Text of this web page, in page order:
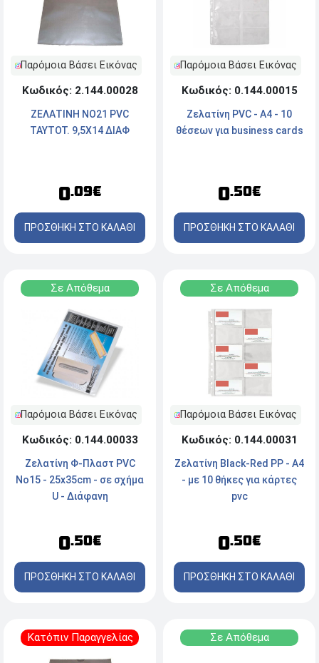
Παρόμοια Βάσει Εικόνας
Κωδικός: 2.144.00028
ΖΕΛΑΤΙΝΗ NO21 PVC
TAYTOT. 9,5X14 ΔΙΑΦ
0.09€
ΠΡΟΣΘΗΚΗ ΣΤΟ ΚΑΛΑΘΙ
Παρόμοια Βάσει Εικόνας
Κωδικός: 0.144.00015
Ζελατίνη PVC - Α4 - 10
θέσεων για business cards
0.50€
ΠΡΟΣΘΗΚΗ ΣΤΟ ΚΑΛΑΘΙ
Σε Απόθεμα
Παρόμοια Βάσει Εικόνας
Κωδικός: 0.144.00033
Ζελατίνη Φ-Πλαστ PVC
No15 - 25x35cm - σε σχήμα
U - Διάφανη
0.50€
ΠΡΟΣΘΗΚΗ ΣΤΟ ΚΑΛΑΘΙ
Σε Απόθεμα
Παρόμοια Βάσει Εικόνας
Κωδικός: 0.144.00031
Ζελατίνη Black-Red PP - A4
- με 10 θήκες για κάρτες
pvc
0.50€
ΠΡΟΣΘΗΚΗ ΣΤΟ ΚΑΛΑΘΙ
Κατόπιν Παραγγελίας Σε Απόθεμα